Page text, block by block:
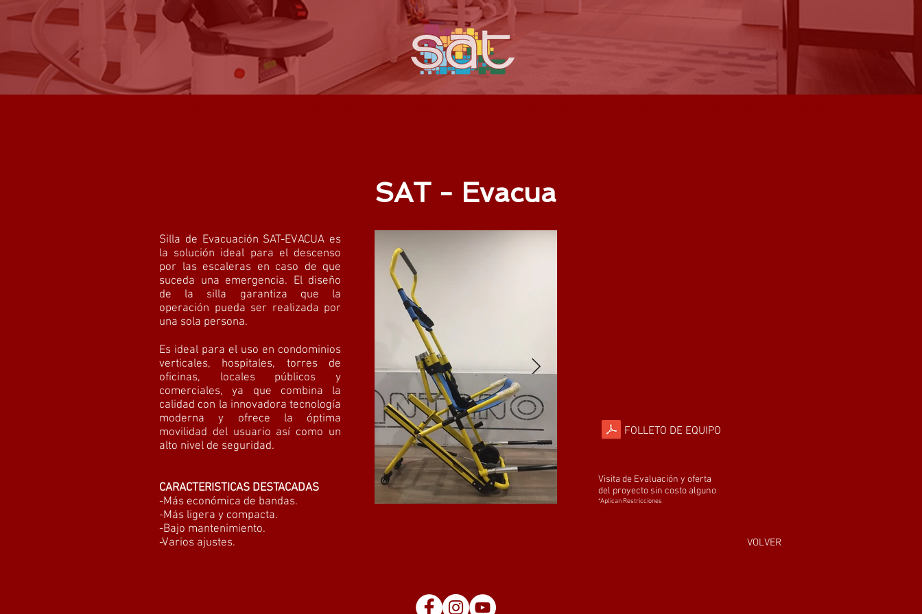
SAT - Evacua
Silla de Evacuación SAT-EVACUA es
la solución ideal para el descenso
por las escaleras en caso de que
suceda una emergencia. El diseño
de la silla garantiza que la
operación pueda ser realizada por
una sola persona.
Es ideal para el uso en condominios
verticales, hospitales, torres de
oficinas, locales públicos y
comerciales, ya que combina la
calidad con la innovadora tecnología
moderna y ofrece la óptima
movilidad del usuario así como un
alto nivel de seguridad.
CARACTERISTICAS DESTACADAS
-Más económica de bandas.
-Más ligera y compacta.
-Bajo mantenimiento.
-Varios ajustes.
FOLLETO DE EQUIPO
Visita de Evaluación y oferta
del proyecto sin costo alguno
*Aplican Restricciones
VOLVER